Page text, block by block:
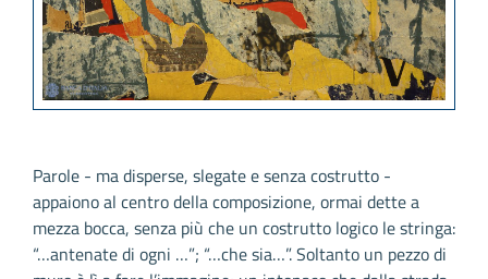
Parole - ma disperse, slegate e senza costrutto -
appaiono al centro della composizione, ormai dette a
mezza bocca, senza più che un costrutto logico le stringa:
“…antenate di ogni …”; “…che sia…”. Soltanto un pezzo di